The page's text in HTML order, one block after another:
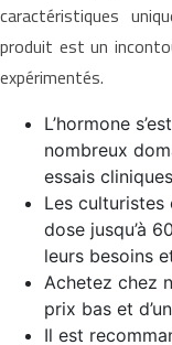
caractéristiques
produit est un
expérimentés.
L’hormone
nombreux
essais
Les culturistes
dose jusqu’à
leurs besoins
Achetez chez
prix bas et
Il est